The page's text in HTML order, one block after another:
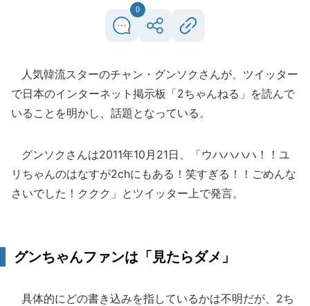
0
人気韓流スターのチャン・グンソクさんが、ツイッター
で日本のインターネット掲示板「2ちゃんねる」を読んで
いることを明かし、話題となっている。
グンソクさんは2011年10月21日、「ウハハハハ！！ユ
リちゃんのはなすが2chにもある！笑すぎる！！ごめんな
さいでした！ククク」とツイッター上で発言。
グンちゃんファンは「見たらダメ」
具体的にどの書き込みを指しているかは不明だが、2ち